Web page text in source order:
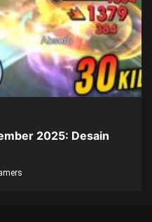
2025: Desain